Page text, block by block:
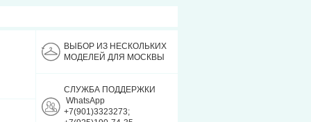
ВЫБОР ИЗ НЕСКОЛЬКИХ
МОДЕЛЕЙ ДЛЯ МОСКВЫ
СЛУЖБА ПОДДЕРЖКИ
WhatsApp
+7(901)3323273;